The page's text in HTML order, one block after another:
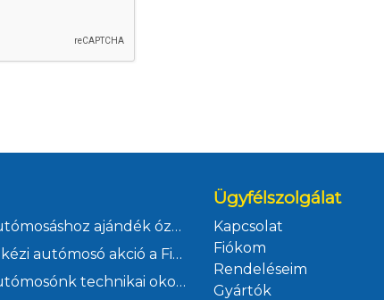
Kézi autómosáshoz ajándék ózonos klímafertőtlenítés
Júliusi kézi autómosó akció a Ficsór Autóháznál
Kézi autómosónk technikai okok miatt szombaton zárva
Ügyfélszolgálat
Kapcsolat
Fiókom
Rendeléseim
Gyártók